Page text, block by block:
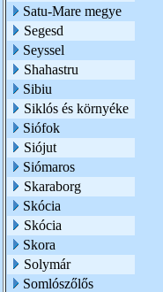
Satu-Mare megye
Segesd
Seyssel
Shahastru
Sibiu
Siklós és környéke
Siófok
Siójut
Siómaros
Skaraborg
Skócia
Skócia
Skora
Solymár
Somlószőlős